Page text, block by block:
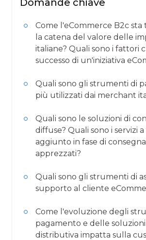
Come l'eCommerce B2c sta
la catena del valore delle
italiane? Quali sono i fattori
successo di un'iniziativa
Quali sono gli strumenti di
più utilizzati dai merchant
Quali sono le soluzioni di
diffuse? Quali sono i servizi
aggiunto in fase di
apprezzati?
Quali sono gli strumenti di
supporto al cliente
Come l'evoluzione degli
pagamento e delle
distributiva impatta sulla